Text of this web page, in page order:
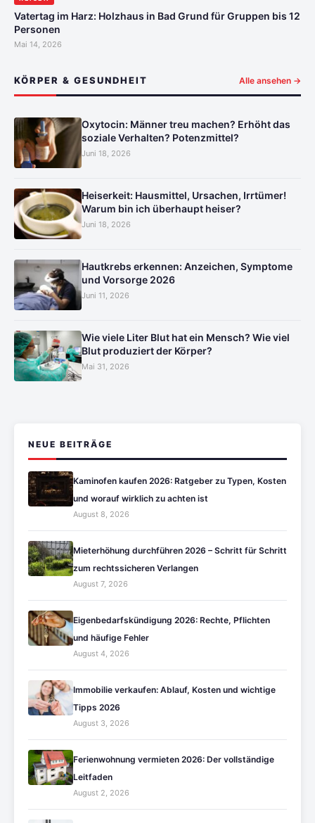
Vatertag im Harz: Holzhaus in Bad Grund für Gruppen bis 12
Personen
Mai 14, 2026
KÖRPER & GESUNDHEIT Alle ansehen →
Oxytocin: Männer treu machen? Erhöht das
soziale Verhalten? Potenzmittel?
Juni 18, 2026
Heiserkeit: Hausmittel, Ursachen, Irrtümer!
Warum bin ich überhaupt heiser?
Juni 18, 2026
Hautkrebs erkennen: Anzeichen, Symptome
und Vorsorge 2026
Juni 11, 2026
Wie viele Liter Blut hat ein Mensch? Wie viel
Blut produziert der Körper?
Mai 31, 2026
NEUE BEITRÄGE
Kaminofen kaufen 2026: Ratgeber zu Typen, Kosten
und worauf wirklich zu achten ist
August 8, 2026
Mieterhöhung durchführen 2026 – Schritt für Schritt
zum rechtssicheren Verlangen
August 7, 2026
Eigenbedarfskündigung 2026: Rechte, Pflichten
und häufige Fehler
August 4, 2026
Immobilie verkaufen: Ablauf, Kosten und wichtige
Tipps 2026
August 3, 2026
Ferienwohnung vermieten 2026: Der vollständige
Leitfaden
August 2, 2026